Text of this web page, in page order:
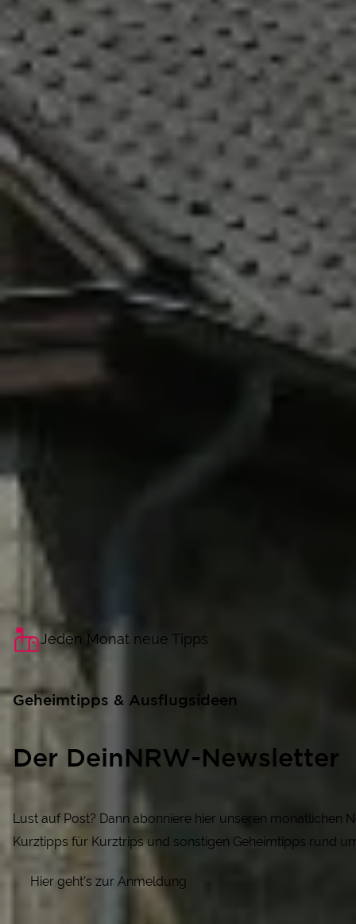
Jeden Monat neue Tipps
Geheimtipps & Ausflugsideen
Der DeinNRW-Newsletter
Lust auf Post? Dann abonniere hier unseren monatlichen
Kurztipps für Kurztrips und sonstigen Geheimtipps rund
Hier geht's zur Anmeldung